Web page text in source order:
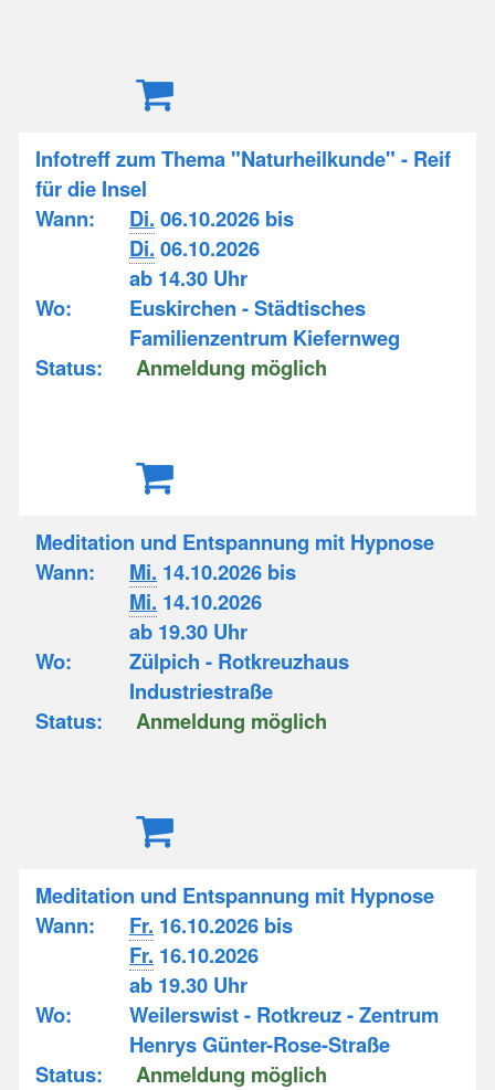
Infotreff zum Thema "Naturheilkunde" - Reif
für die Insel
Wann:
Di. 06.10.2026 bis
Di. 06.10.2026
ab 14.30 Uhr
Wo:
Euskirchen - Städtisches
Familienzentrum Kiefernweg
Status:
Anmeldung möglich
Meditation und Entspannung mit Hypnose
Wann:
Mi. 14.10.2026 bis
Mi. 14.10.2026
ab 19.30 Uhr
Wo:
Zülpich - Rotkreuzhaus
Industriestraße
Status:
Anmeldung möglich
Meditation und Entspannung mit Hypnose
Wann:
Fr. 16.10.2026 bis
Fr. 16.10.2026
ab 19.30 Uhr
Wo:
Weilerswist - Rotkreuz - Zentrum
Henrys Günter-Rose-Straße
Status:
Anmeldung möglich